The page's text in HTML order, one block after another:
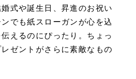
式や誕生日、昇進のお祝い
でも紙スローガンが心を込
えるのにぴったり。ちょっ
ゼントがさらに素敵なもの